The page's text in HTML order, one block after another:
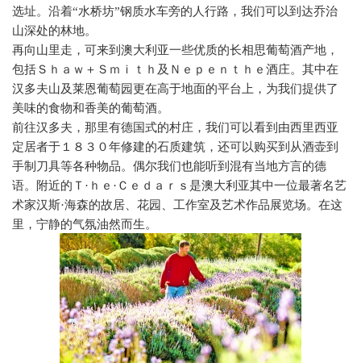
选址。沿着“水桥坊”钢质水车旁的人行路，我们可以到达乔治
山深处的林地。
再向山里走，可来到澳大利亚一些优质的长相思葡萄酒产地，
包括Ｓｈａｗ＋Ｓｍｉｔｈ及Ｎｅｐｅｎｔｈｅ酒庄。其中在
汉多夫山及莱恩葡萄园更在高于地面的平台上，为我们提供了
美味的食物和香美的葡萄酒。
前往汉多夫，那里有德国式的村庄，我们可以看到由西里西亚
定居者于１８３０年修建的石质建筑，还可以购买到从酒壶到
手制刀具等各种物品。偶尔我们也能听到混有当地方言的德
语。附近的Ｔ·ｈｅ·Ｃｅｄａｒｓ是澳大利亚其中一位最著名艺
术家汉斯·海森的故居、花园、工作室及艺术作品展览场。在这
里，宁静的气氛油然而生。